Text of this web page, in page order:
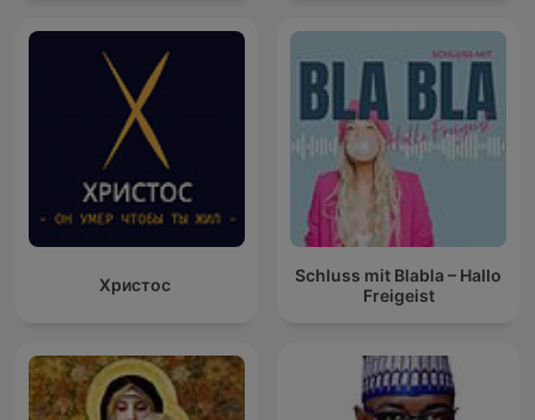
Schluss mit Blabla – Hallo
Freigeist